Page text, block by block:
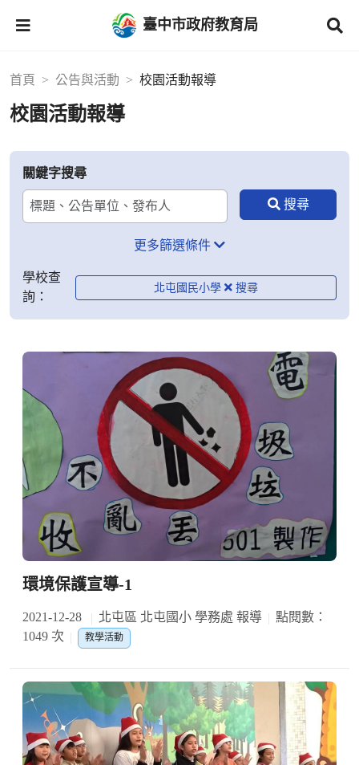
臺中市政府教育局
首頁 公告與活動 校園活動報導
校園活動報導
關鍵字搜尋
更多篩選條件
學校查
詢：
北屯國民小學
環境保護宣導-1
2021-12-28 北屯區 北屯國小 學務處 報導
點閱數：
1049 次
教學活動